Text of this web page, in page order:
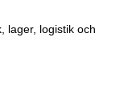
lager, logistik och